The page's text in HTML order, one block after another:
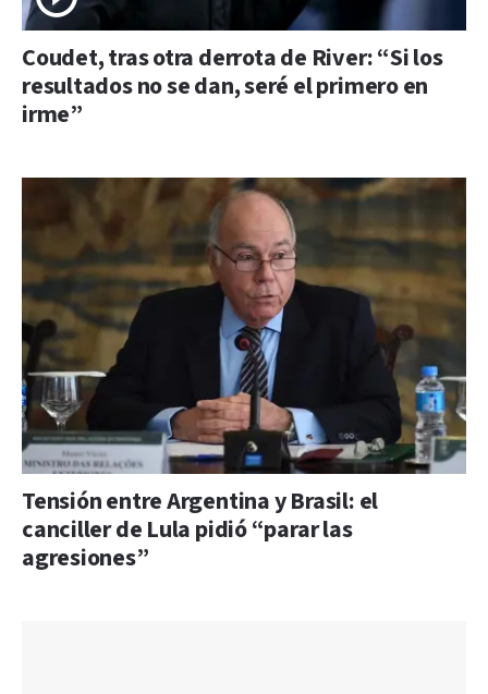
Coudet, tras otra derrota de River: “Si los
resultados no se dan, seré el primero en
irme”
Tensión entre Argentina y Brasil: el
canciller de Lula pidió “parar las
agresiones”